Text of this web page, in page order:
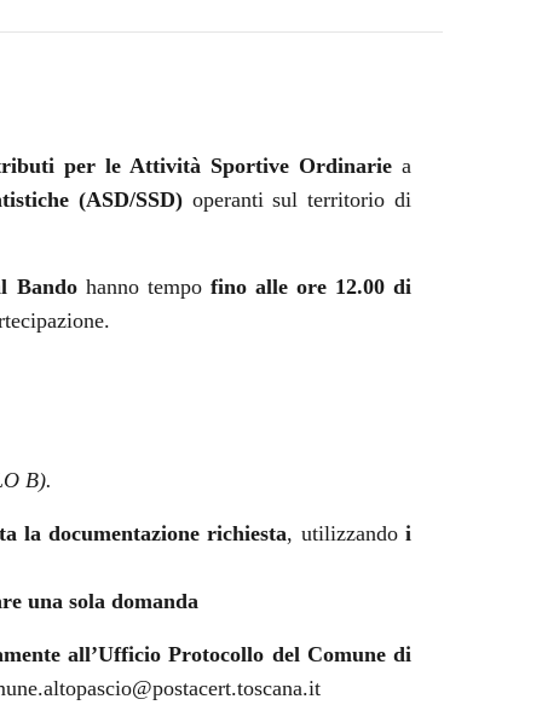
per le Attività Sportive Ordinarie a
(ASD/SSD)operanti sul territorio di
Bandohanno tempo fino alle ore 12.00 di
B).
la documentazione richiesta, utilizzando i
una sola domanda
all’Ufficio Protocollo del Comune di
.altopascio@postacert.toscana.it